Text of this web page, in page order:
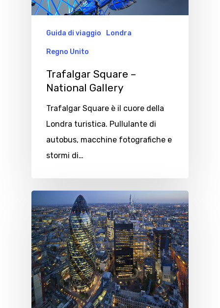
Guida di viaggio Londra
Regno Unito
Trafalgar Square –
National Gallery
Trafalgar Square è il cuore della
Londra turistica. Pullulante di
autobus, macchine fotografiche e
stormi di…